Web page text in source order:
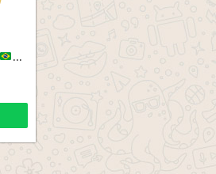
Recepção